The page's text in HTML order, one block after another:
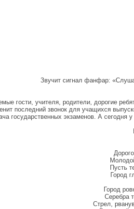
Звучит сигнал фанфар:
гости, учителя, родители, дорогие
последний звонок для учащихся
государственных экзаменов. А
Пусть
Город
Город
Серебра
Стрел,